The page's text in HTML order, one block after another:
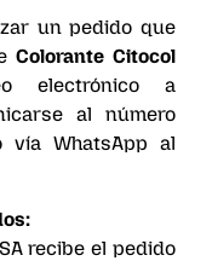
un pedido que
Colorante Citocol
electrónico a
al número
WhatsApp al
recibe el pedido